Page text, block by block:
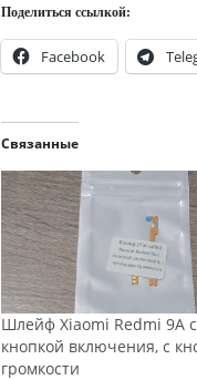
Поделиться ссылкой:
Facebook
Связанные
Шлейф Xiaomi Redmi 9A с
кнопкой включения, с
громкости